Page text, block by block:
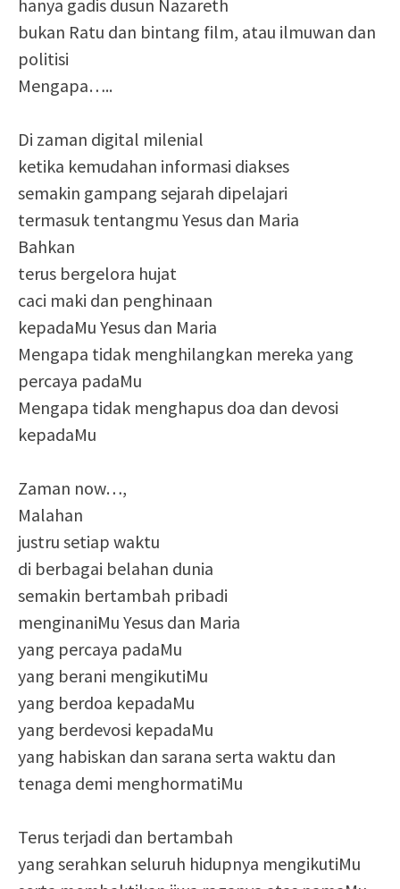
hanya gadis dusun Nazareth
bukan Ratu dan bintang film, atau ilmuwan dan
politisi
Mengapa…..
Di zaman digital milenial
ketika kemudahan informasi diakses
semakin gampang sejarah dipelajari
termasuk tentangmu Yesus dan Maria
Bahkan
terus bergelora hujat
caci maki dan penghinaan
kepadaMu Yesus dan Maria
Mengapa tidak menghilangkan mereka yang
percaya padaMu
Mengapa tidak menghapus doa dan devosi
kepadaMu
Zaman now…,
Malahan
justru setiap waktu
di berbagai belahan dunia
semakin bertambah pribadi
menginaniMu Yesus dan Maria
yang percaya padaMu
yang berani mengikutiMu
yang berdoa kepadaMu
yang berdevosi kepadaMu
yang habiskan dan sarana serta waktu dan
tenaga demi menghormatiMu
Terus terjadi dan bertambah
yang serahkan seluruh hidupnya mengikutiMu